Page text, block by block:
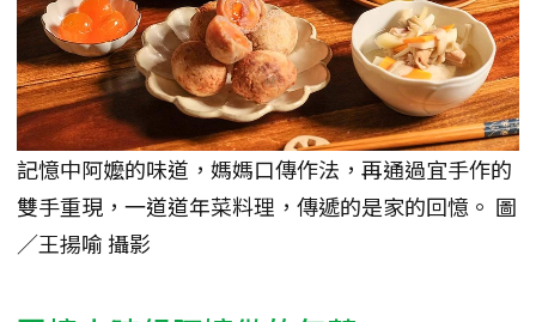
記憶中阿嬤的味道，媽媽口傳作法，再通過宜手作的
雙手重現，一道道年菜料理，傳遞的是家的回憶。 圖
／王揚喻 攝影